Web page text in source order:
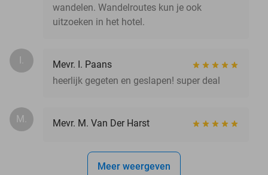
wandelen. Wandelroutes kun je ook
uitzoeken in het hotel.
I.
Mevr. I. Paans
heerlijk gegeten en geslapen! super deal
M. Mevr. M. Van Der Harst
Meer weergeven